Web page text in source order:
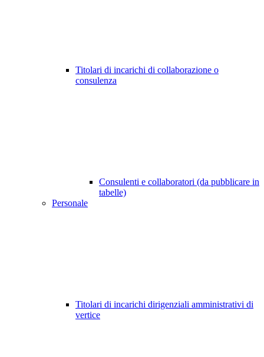
Titolari di incarichi di collaborazione o
consulenza
Consulenti e collaboratori (da pubblicare in
tabelle)
Personale
Titolari di incarichi dirigenziali amministrativi di
vertice